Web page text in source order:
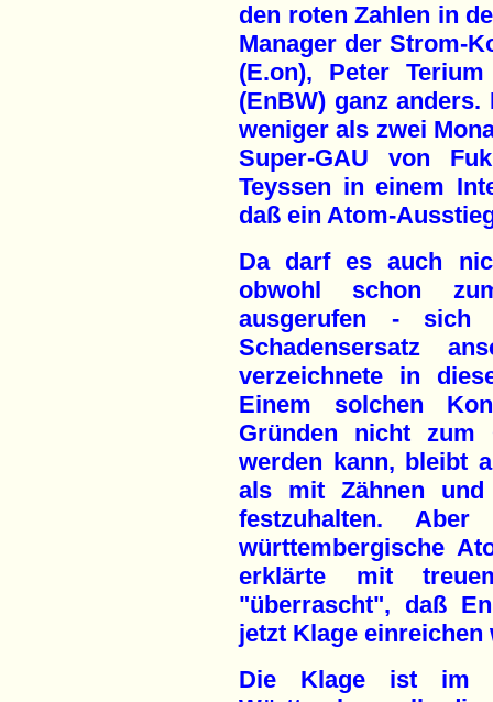
den roten Zahlen in
Manager der Strom-
(E.on), Peter
(EnBW) ganz
weniger als zwei
Super-GAU von
Teyssen in einem
daß ein Atom-
Da darf es auch
obwohl schon
ausgerufen -
Schadensersatz
verzeichnete in
Einem solchen
Gründen nicht zum
werden kann, bleibt
als mit Zähnen
festzuhalten.
württembergische
erklärte mit
"überrascht", daß
jetzt Klage einreichen
Die Klage ist im